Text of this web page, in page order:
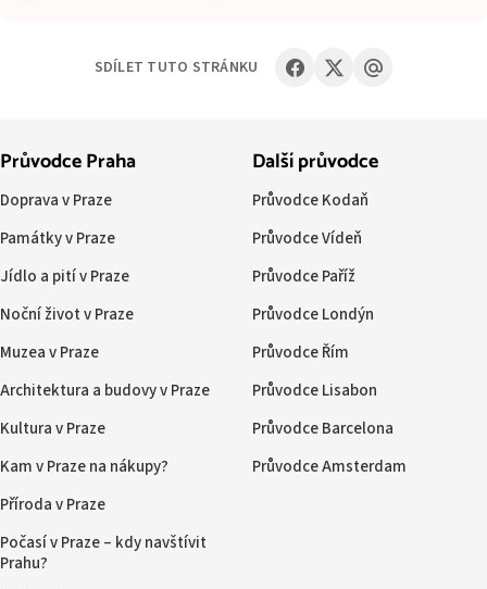
SDÍLET TUTO STRÁNKU
Průvodce Praha
Doprava v Praze
Památky v Praze
Jídlo a pití v Praze
Noční život v Praze
Muzea v Praze
Architektura a budovy v Praze
Kultura v Praze
Kam v Praze na nákupy?
Příroda v Praze
Počasí v Praze – kdy navštívit
Prahu?
Další průvodce
Průvodce Kodaň
Průvodce Vídeň
Průvodce Paříž
Průvodce Londýn
Průvodce Řím
Průvodce Lisabon
Průvodce Barcelona
Průvodce Amsterdam